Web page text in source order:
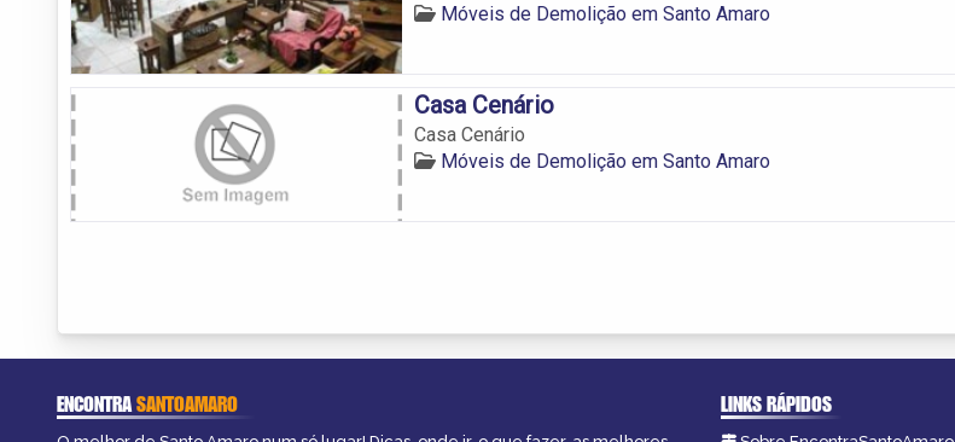
Móveis de Demolição em Santo Amaro
Casa Cenário
Casa Cenário
Móveis de Demolição em Santo Amaro
ENCONTRASANTOAMARO LINKS RÁPIDOS